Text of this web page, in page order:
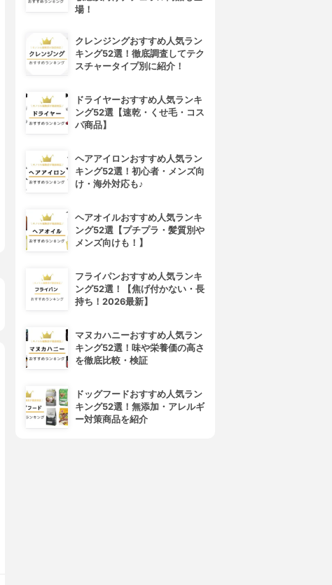
場！
クレンジングおすすめ人気ラン
キング52選！徹底調査してテク
スチャータイプ別に紹介！
ドライヤーおすすめ人気ランキ
ング52選【速乾・くせ毛・コス
パ商品】
ヘアアイロンおすすめ人気ラン
キング52選！初心者・メンズ向
け・海外対応も♪
ヘアオイルおすすめ人気ランキ
ング52選【プチプラ・髪質別や
メンズ向けも！】
フライパンおすすめ人気ランキ
ング52選！【焦げ付かない・長
持ち！2026最新】
マヌカハニーおすすめ人気ラン
キング52選！味や栄養価の高さ
を徹底比較・検証
ドッグフードおすすめ人気ラン
キング52選！無添加・アレルギ
ー対策商品を紹介